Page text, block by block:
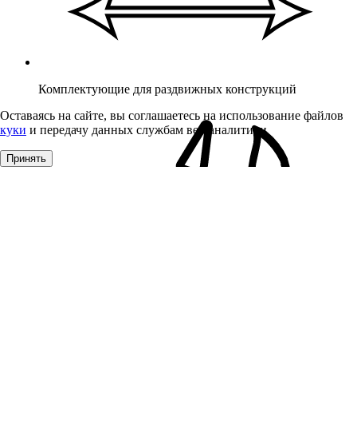
Комплектующие для раздвижных конструкций
Оставаясь на сайте, вы соглашаетесь на использование файлов
куки и передачу данных службам веб-аналитики
Принять